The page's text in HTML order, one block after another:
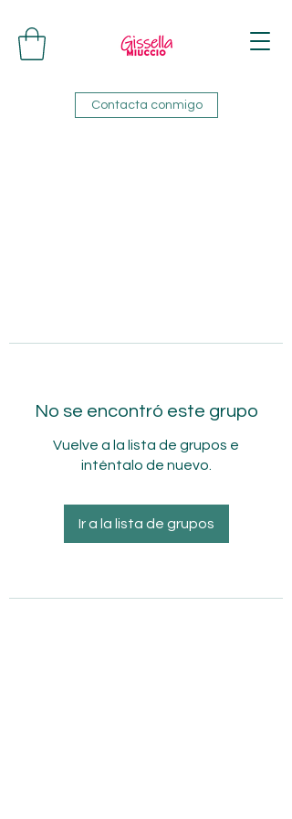
Contacta conmigo
No se encontró este grupo
Vuelve a la lista de grupos e
inténtalo de nuevo.
Ir a la lista de grupos